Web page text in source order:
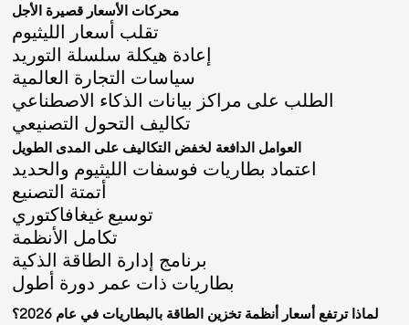
محركات الأسعار قصيرة الأجل
تقلب أسعار الليثيوم
إعادة هيكلة سلسلة التوريد
سياسات التجارة العالمية
الطلب على مراكز بيانات الذكاء الاصطناعي
تكاليف التحول التصنيعي
العوامل الدافعة لخفض التكاليف على المدى الطويل
اعتماد بطاريات فوسفات الليثيوم والحديد
أتمتة التصنيع
توسيع غيغافاكتوري
تكامل الأنظمة
برنامج إدارة الطاقة الذكية
بطاريات ذات عمر دورة أطول
لماذا ترتفع أسعار أنظمة تخزين الطاقة بالبطاريات في عام 2026؟